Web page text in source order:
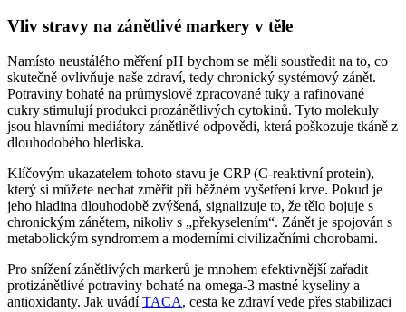
Vliv stravy na zánětlivé markery v těle
Namísto neustálého měření pH bychom se měli soustředit na to, co
skutečně ovlivňuje naše zdraví, tedy chronický systémový zánět.
Potraviny bohaté na průmyslově zpracované tuky a rafinované
cukry stimulují produkci prozánětlivých cytokinů. Tyto molekuly
jsou hlavními mediátory zánětlivé odpovědi, která poškozuje tkáně z
dlouhodobého hlediska.
Klíčovým ukazatelem tohoto stavu je CRP (C-reaktivní protein),
který si můžete nechat změřit při běžném vyšetření krve. Pokud je
jeho hladina dlouhodobě zvýšená, signalizuje to, že tělo bojuje s
chronickým zánětem, nikoliv s „překyselením“. Zánět je spojován s
metabolickým syndromem a moderními civilizačními chorobami.
Pro snížení zánětlivých markerů je mnohem efektivnější zařadit
protizánětlivé potraviny bohaté na omega-3 mastné kyseliny a
antioxidanty. Jak uvádíTACA, cesta ke zdraví vede přes stabilizaci